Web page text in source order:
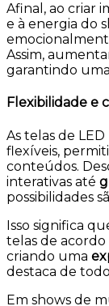
Afinal, ao criar
e à energia do
Assim,
garantindo uma
Flexibilidade e
As telas de
flexíveis,
conteúdos.
interativas até
possibilidades
Isso significa
telas de acordo
criando uma
destaca de
Em shows de